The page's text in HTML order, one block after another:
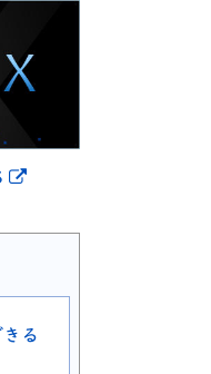
別ウィンドウで開きま
る